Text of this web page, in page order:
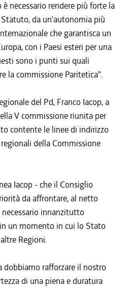
necessario rendere più forte la
da un'autonomia più
che garantisca un
con i Paesi esteri per una
sono i punti sui quali
la commissione Paritetica".
del Pd, Franco Iacop, a
V commissione riunita per
contente le linee di indirizzo
della Commissione
Iacop - che il Consiglio
da affrontare, al netto
innanzitutto
un momento in cui lo Stato
Regioni.
dobbiamo rafforzare il nostro
di una piena e duratura